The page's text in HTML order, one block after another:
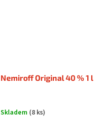
Nemiroff Original 40 % 1 l
Skladem (8 ks)